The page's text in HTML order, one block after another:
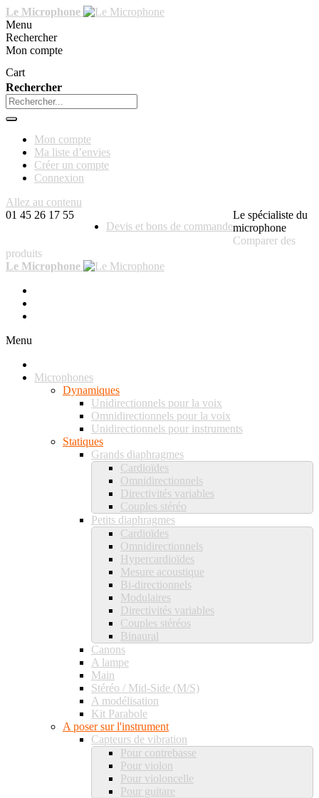
Le Microphone
Menu
Rechercher
Mon compte
Cart
Rechercher
Mon compte
Ma liste d’envies
Créer un compte
Connexion
Allez au contenu
01 45 26 17 55
Devis et bons de commande
Le spécialiste du
microphone
Comparer des
produits
Le Microphone
Menu
Microphones
Dynamiques
Unidirectionnels pour la voix
Omnidirectionnels pour la voix
Unidirectionnels pour instruments
Statiques
Grands diaphragmes
Cardioïdes
Omnidirectionnels
Directivités variables
Couples stéréo
Petits diaphragmes
Cardioïdes
Omnidirectionnels
Hypercardioïdes
Mesure acoustique
Bi-directionnels
Modulaires
Directivités variables
Couples stéréos
Binaural
Canons
A lampe
Main
Stéréo / Mid-Side (M/S)
A modélisation
Kit Parabole
A poser sur l'instrument
Capteurs de vibration
Pour contrebasse
Pour violon
Pour violoncelle
Pour guitare